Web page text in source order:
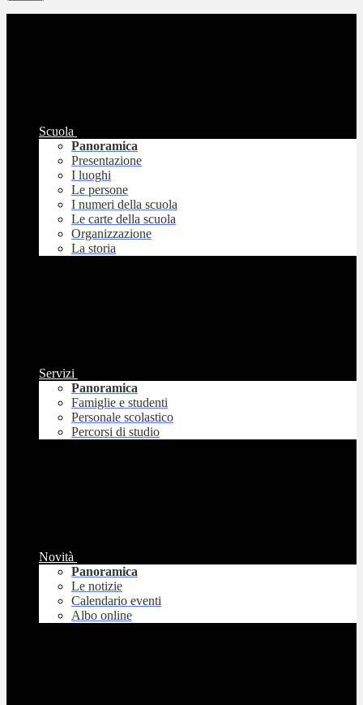
Scuola
Panoramica
Presentazione
I luoghi
Le persone
I numeri della scuola
Le carte della scuola
Organizzazione
La storia
Servizi
Panoramica
Famiglie e studenti
Personale scolastico
Percorsi di studio
Novità
Panoramica
Le notizie
Calendario eventi
Albo online